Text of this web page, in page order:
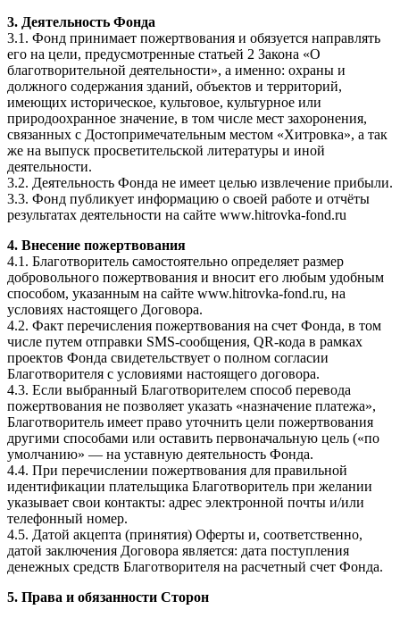
3. Деятельность Фонда
3.1. Фонд принимает пожертвования и обязуется направлять
его на цели, предусмотренные статьей 2 Закона «О
благотворительной деятельности», а именно: охраны и
должного содержания зданий, объектов и территорий,
имеющих историческое, культовое, культурное или
природоохранное значение, в том числе мест захоронения,
связанных с Достопримечательным местом «Хитровка», а так
же на выпуск просветительской литературы и иной
деятельности.
3.2. Деятельность Фонда не имеет целью извлечение прибыли.
3.3. Фонд публикует информацию о своей работе и отчёты
результатах деятельности на сайте www.hitrovka-fond.ru
4. Внесение пожертвования
4.1. Благотворитель самостоятельно определяет размер
добровольного пожертвования и вносит его любым удобным
способом, указанным на сайте www.hitrovka-fond.ru, на
условиях настоящего Договора.
4.2. Факт перечисления пожертвования на счет Фонда, в том
числе путем отправки SMS-сообщения, QR-кода в рамках
проектов Фонда свидетельствует о полном согласии
Благотворителя с условиями настоящего договора.
4.3. Если выбранный Благотворителем способ перевода
пожертвования не позволяет указать «назначение платежа»,
Благотворитель имеет право уточнить цели пожертвования
другими способами или оставить первоначальную цель («по
умолчанию» — на уставную деятельность Фонда.
4.4. При перечислении пожертвования для правильной
идентификации плательщика Благотворитель при желании
указывает свои контакты: адрес электронной почты и/или
телефонный номер.
4.5. Датой акцепта (принятия) Оферты и, соответственно,
датой заключения Договора является: дата поступления
денежных средств Благотворителя на расчетный счет Фонда.
5. Права и обязанности Сторон